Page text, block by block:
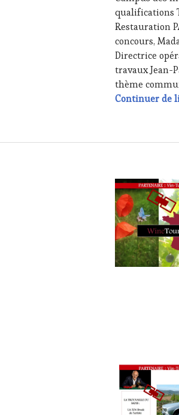
qualifications
Restauration
concours,
Directrice
travaux Jean-
thème
Continuer de